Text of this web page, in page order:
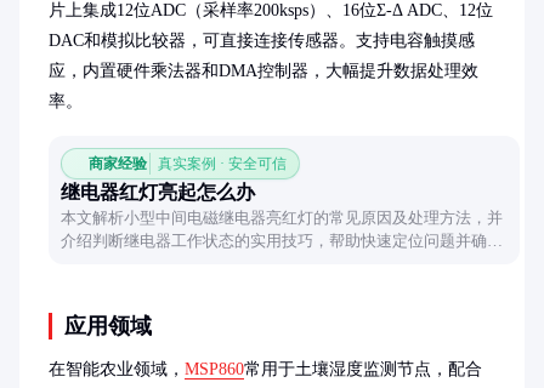
片上集成12位ADC（采样率200ksps）、16位Σ-Δ ADC、12位
DAC和模拟比较器，可直接连接传感器。支持电容触摸感
应，内置硬件乘法器和DMA控制器，大幅提升数据处理效
率。
商家经验 真实案例 · 安全可信
继电器红灯亮起怎么办
本文解析小型中间电磁继电器亮红灯的常见原因及处理方法，并
介绍判断继电器工作状态的实用技巧，帮助快速定位问题并确保
应用领域
在智能农业领域， MSP860常用于土壤湿度监测节点，配合